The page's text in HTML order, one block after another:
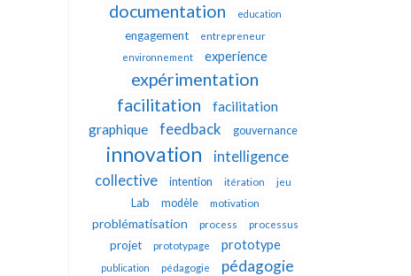
documentation education
engagement
entrepreneur
environnement
experience
expérimentation
facilitation
facilitation
graphique
feedback gouvernance
innovation
intelligence
collective
intention itération jeu
Lab modèle motivation
problématisation process processus
projet prototypage prototype
publication pédagogie
pédagogie